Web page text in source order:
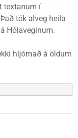
textanum í
tók alveg heila
Hólaveginum.
hljómað á öldum